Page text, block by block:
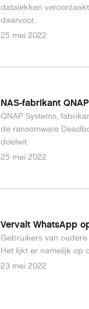
datalekken
daarvoor.
25 mei 2022
NAS-fabrikant
QNAP Systems,
de ransomware
doelwit.
25 mei 2022
Vervalt WhatsApp
Gebruikers van
Het lijkt er namelijk op
23 mei 2022